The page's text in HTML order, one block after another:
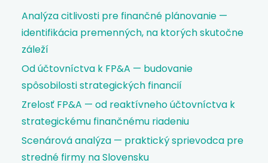
Analýza citlivosti pre finančné plánovanie —
identifikácia premenných, na ktorých skutočne
záleží
Od účtovníctva k FP&A — budovanie
spôsobilosti strategických financií
Zrelosť FP&A — od reaktívneho účtovníctva k
strategickému finančnému riadeniu
Scenárová analýza — praktický sprievodca pre
stredné firmy na Slovensku